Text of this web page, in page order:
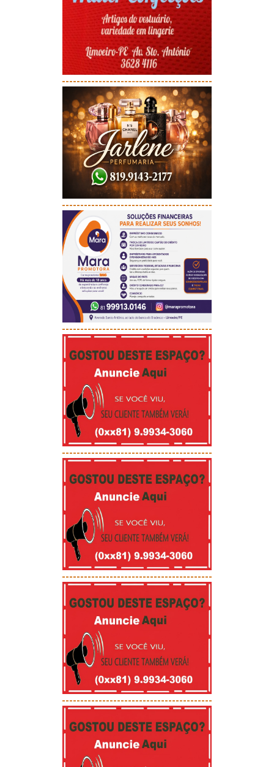
-----------------------------------------
-----------------------------------------
-----------------------------------------
-----------------------------------------
-----------------------------------------
-----------------------------------------